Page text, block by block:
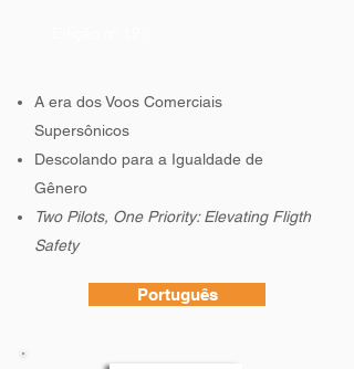
A era dos Voos Comerciais
Supersônicos
Descolando para a Igualdade de
Gênero
Two Pilots, One Priority: Elevating Fligth
Safety
Português